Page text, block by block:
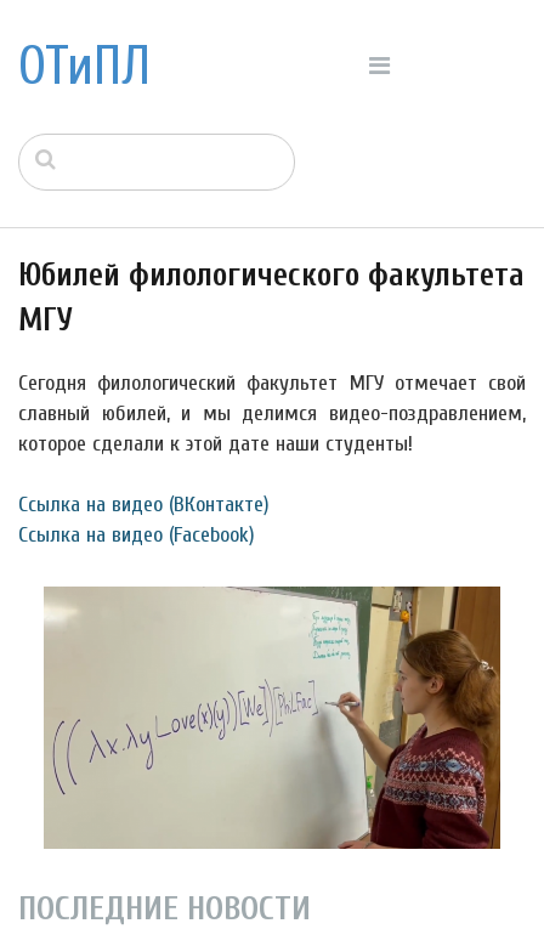
ОТиПЛ
Юбилей филологического факультета
МГУ
Сегодня филологический факультет МГУ отмечает свой
славный юбилей, и мы делимся видео-поздравлением,
которое сделали к этой дате наши студенты!
Ссылка на видео (ВКонтакте)
Ссылка на видео (Facebook)
ПОСЛЕДНИЕ НОВОСТИ